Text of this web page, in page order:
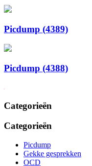
Picdump (4389)
Picdump (4388)
Categorieën
Categorieën
Picdump
Gekke gesprekken
OCD